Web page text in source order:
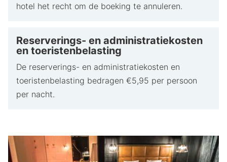
hotel het recht om de boeking te annuleren.
Reserverings- en administratiekosten
en toeristenbelasting
De reserverings- en administratiekosten en
toeristenbelasting bedragen €5,95 per persoon
per nacht.